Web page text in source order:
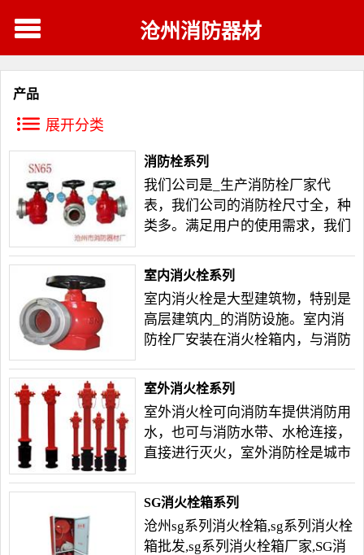
沧州消防器材
产品
展开分类
消防栓系列
我们公司是_生产消防栓厂家代
表，我们公司的消防栓尺寸全，种
类多。满足用户的使用需求，我们
栓的使用方法。
室内消火栓系列
室内消火栓是大型建筑物，特别是
高层建筑内_的消防设施。室内消
防栓厂安装在消火栓箱内，与消防
快捷方便的进行室内灭火。
室外消火栓系列
室外消火栓可向消防车提供消防用
水，也可与消防水带、水枪连接，
直接进行灭火，室外消防栓是城市
两侧_的消防供水设施。
SG消火栓箱系列
沧州sg系列消火栓箱,sg系列消火栓
箱批发,sg系列消火栓箱厂家,SG消